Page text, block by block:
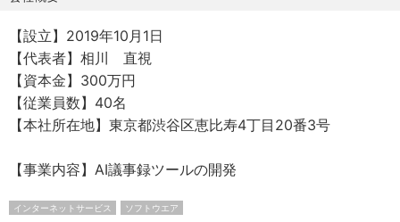
▼開発環境
【開発環境・技術スタック】
言語：Go, Python, TypeScript
フレームワーク：gin, React(Next.js), LangChain, fastAPI,
sklearn, pytorch
データベース：Firestore(Firebase), BigQuery
ソースコード管理：GitHub
情報共有ツール：Slack, Zoom, Notion, Rimo
【設立】2019年10月1日
【代表者】相川 直視
【資本金】300万円
【従業員数】40名
【本社所在地】東京都渋谷区恵比寿4丁目20番3号
【事業内容】AI議事録ツールの開発
インターネットサービス ソフトウエア